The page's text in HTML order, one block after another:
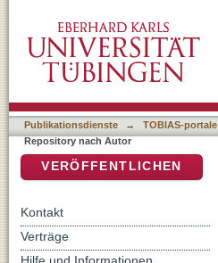
Publikationsdienste → TOBIAS-portale
Repository nach Autor
VERÖFFENTLICHEN
Kontakt
Verträge